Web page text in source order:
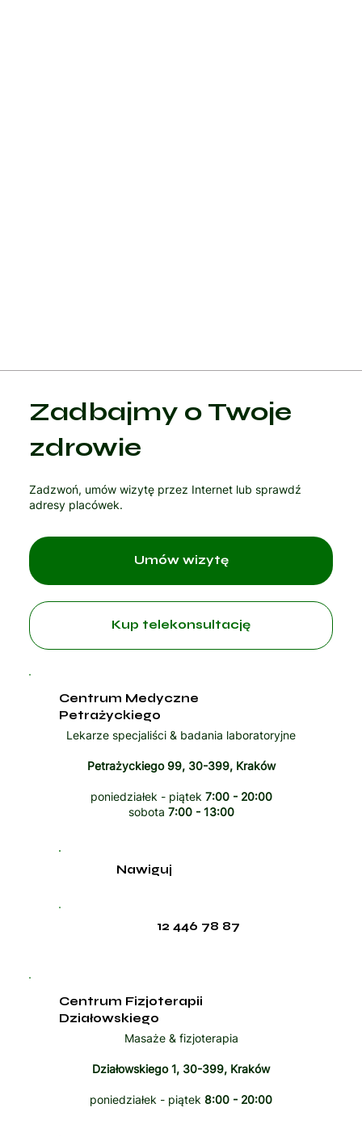
Zadbajmy o Twoje
zdrowie
Zadzwoń, umów wizytę przez Internet lub sprawdź
adresy placówek.
Kup telekonsultację
Centrum Medyczne
Petrażyckiego
Lekarze specjaliści & badania laboratoryjne
Petrażyckiego 99, 30-399, Kraków
poniedziałek - piątek 7:00 - 20:00
sobota 7:00 - 13:00
12 446 78 87
Nawiguj
Centrum Fizjoterapii
Działowskiego
Masaże & fizjoterapia
Działowskiego 1, 30-399, Kraków
poniedziałek - piątek 8:00 - 20:00
Umów wizytę